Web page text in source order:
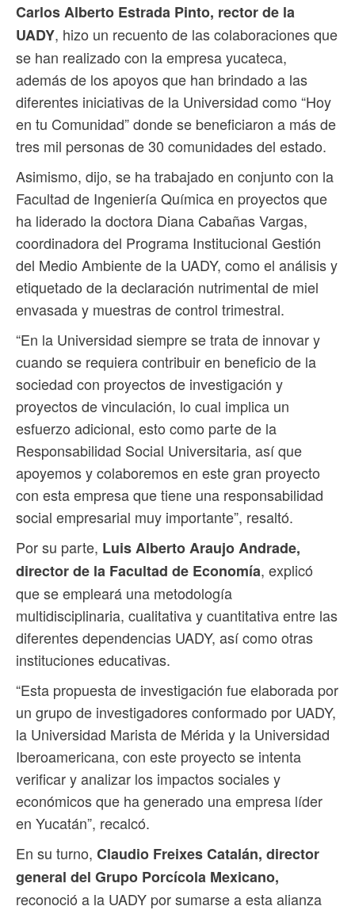
Carlos Alberto Estrada Pinto, rector de la
UADY, hizo un recuento de las colaboraciones que
se han realizado con la empresa yucateca,
además de los apoyos que han brindado a las
diferentes iniciativas de la Universidad como “Hoy
en tu Comunidad” donde se beneficiaron a más de
tres mil personas de 30 comunidades del estado.
Asimismo, dijo, se ha trabajado en conjunto con la
Facultad de Ingeniería Química en proyectos que
ha liderado la doctora Diana Cabañas Vargas,
coordinadora del Programa Institucional Gestión
del Medio Ambiente de la UADY, como el análisis y
etiquetado de la declaración nutrimental de miel
envasada y muestras de control trimestral.
“En la Universidad siempre se trata de innovar y
cuando se requiera contribuir en beneficio de la
sociedad con proyectos de investigación y
proyectos de vinculación, lo cual implica un
esfuerzo adicional, esto como parte de la
Responsabilidad Social Universitaria, así que
apoyemos y colaboremos en este gran proyecto
con esta empresa que tiene una responsabilidad
social empresarial muy importante”, resaltó.
Por su parte, Luis Alberto Araujo Andrade,
director de la Facultad de Economía, explicó
que se empleará una metodología
multidisciplinaria, cualitativa y cuantitativa entre las
diferentes dependencias UADY, así como otras
instituciones educativas.
“Esta propuesta de investigación fue elaborada por
un grupo de investigadores conformado por UADY,
la Universidad Marista de Mérida y la Universidad
Iberoamericana, con este proyecto se intenta
verificar y analizar los impactos sociales y
económicos que ha generado una empresa líder
en Yucatán”, recalcó.
En su turno, Claudio Freixes Catalán, director
general del Grupo Porcícola Mexicano,
reconoció a la UADY por sumarse a esta alianza